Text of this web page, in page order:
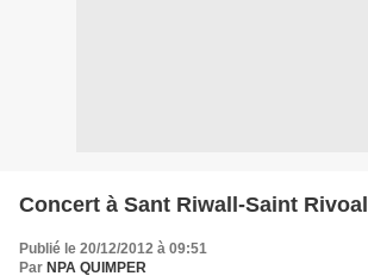
Concert à Sant Riwall-Saint Rivoal
Publié le 20/12/2012 à 09:51
Par NPA QUIMPER